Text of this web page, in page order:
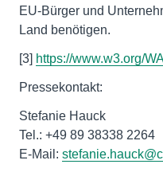
EU-Bürger und
Land benötigen.
[3] https://www.w3.org/
Pressekontakt:
Stefanie Hauck
Tel.: +49 89 38338 2264
E-Mail: